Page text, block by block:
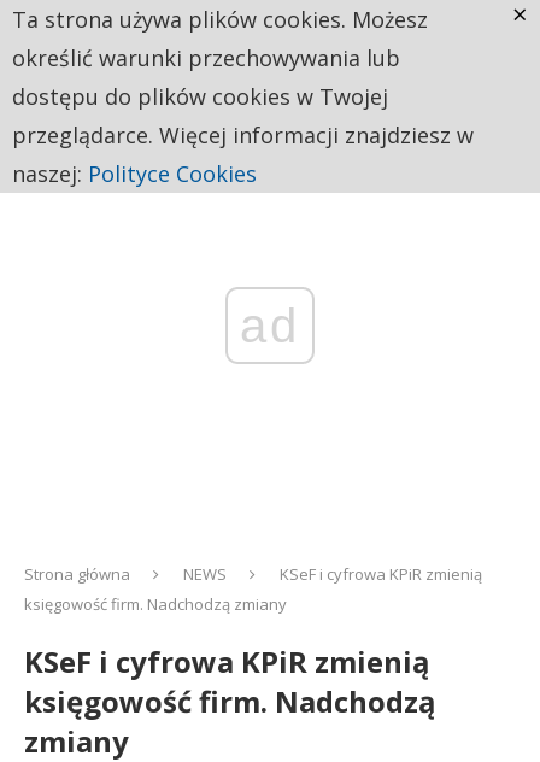
ad
Strona główna NEWS
KSeF i cyfrowa KPiR zmienią
księgowość firm. Nadchodzą zmiany
KSeF i cyfrowa KPiR zmienią
księgowość firm. Nadchodzą
zmiany
Ta strona używa plików cookies. Możesz
określić warunki przechowywania lub
dostępu do plików cookies w Twojej
przeglądarce. Więcej informacji znajdziesz w
naszej: Polityce Cookies
×